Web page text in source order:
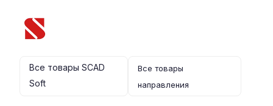
Все товары SCAD
Soft
Все товары
направления